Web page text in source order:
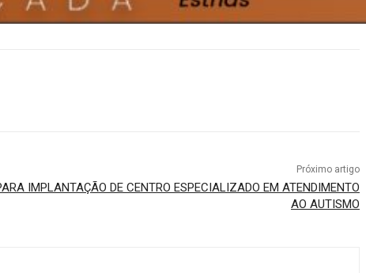
Próximo artigo
IMPLANTAÇÃO DE CENTRO ESPECIALIZADO EM ATENDIMENTO
AO AUTISMO